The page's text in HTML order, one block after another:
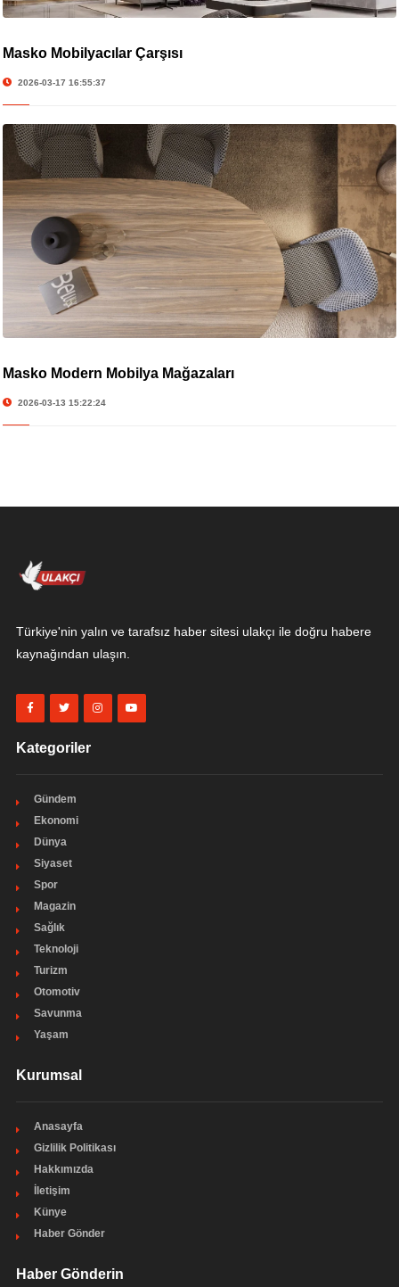
Masko Mobilyacılar Çarşısı
2026-03-17 16:55:37
Masko Modern Mobilya Mağazaları
2026-03-13 15:22:24
Türkiye'nin yalın ve tarafsız haber sitesi ulakçı ile doğru habere
kaynağından ulaşın.
Kategoriler
Gündem
Ekonomi
Dünya
Siyaset
Spor
Magazin
Sağlık
Teknoloji
Turizm
Otomotiv
Savunma
Yaşam
Kurumsal
Anasayfa
Gizlilik Politikası
Hakkımızda
İletişim
Künye
Haber Gönder
Haber Gönderin